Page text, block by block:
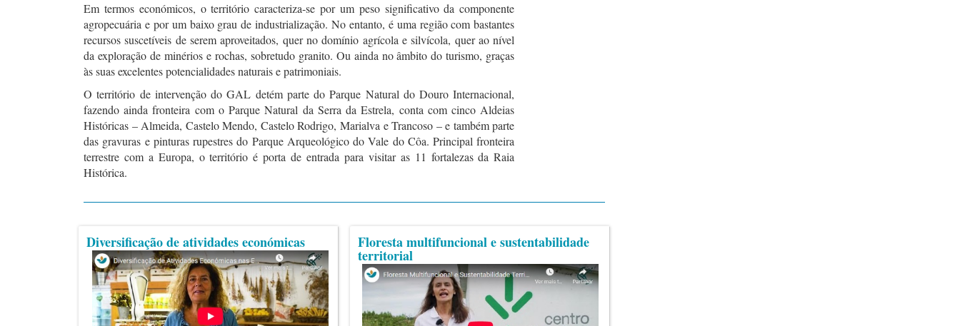
Em termos económicos, o território caracteriza-se por um peso significativo da componente
agropecuária e por um baixo grau de industrialização. No entanto, é uma região com bastantes
recursos suscetíveis de serem aproveitados, quer no domínio agrícola e silvícola, quer ao nível
da exploração de minérios e rochas, sobretudo granito. Ou ainda no âmbito do turismo, graças
às suas excelentes potencialidades naturais e patrimoniais.
O território de intervenção do GAL detém parte do Parque Natural do Douro Internacional,
fazendo ainda fronteira com o Parque Natural da Serra da Estrela, conta com cinco Aldeias
Históricas – Almeida, Castelo Mendo, Castelo Rodrigo, Marialva e Trancoso – e também parte
das gravuras e pinturas rupestres do Parque Arqueológico do Vale do Côa. Principal fronteira
terrestre com a Europa, o território é porta de entrada para visitar as 11 fortalezas da Raia
Histórica.
Diversificação de atividades económicas Floresta multifuncional e sustentabilidade
territorial